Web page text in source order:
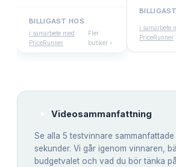
BILLIGAST HOS
i samarbete med
PriceRunner
Fler
butiker ›
i samarbete
PriceRunner
Videosammanfattning
Se alla 5 testvinnare
sekunder. Vi går igenom vinnaren,
budgetvalet och vad du bör tänka